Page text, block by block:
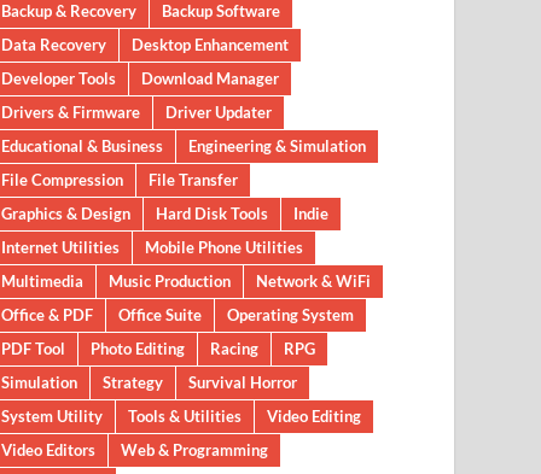
Backup & Recovery
Backup Software
Data Recovery
Desktop Enhancement
Developer Tools
Download Manager
Drivers & Firmware
Driver Updater
Educational & Business
Engineering & Simulation
File Compression
File Transfer
Graphics & Design
Hard Disk Tools
Indie
Internet Utilities
Mobile Phone Utilities
Multimedia
Music Production
Network & WiFi
Office & PDF
Office Suite
Operating System
PDF Tool
Photo Editing Racing
RPG
Simulation
Strategy
Survival Horror
System Utility
Tools & Utilities
Video Editing
Video Editors
Web & Programming